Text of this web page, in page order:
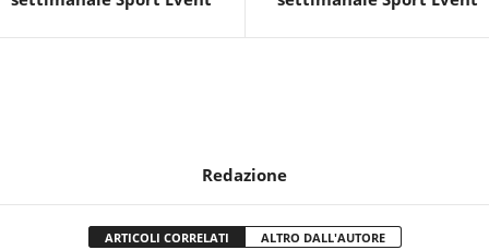
Redazione
ARTICOLI CORRELATI ALTRO DALL'AUTORE